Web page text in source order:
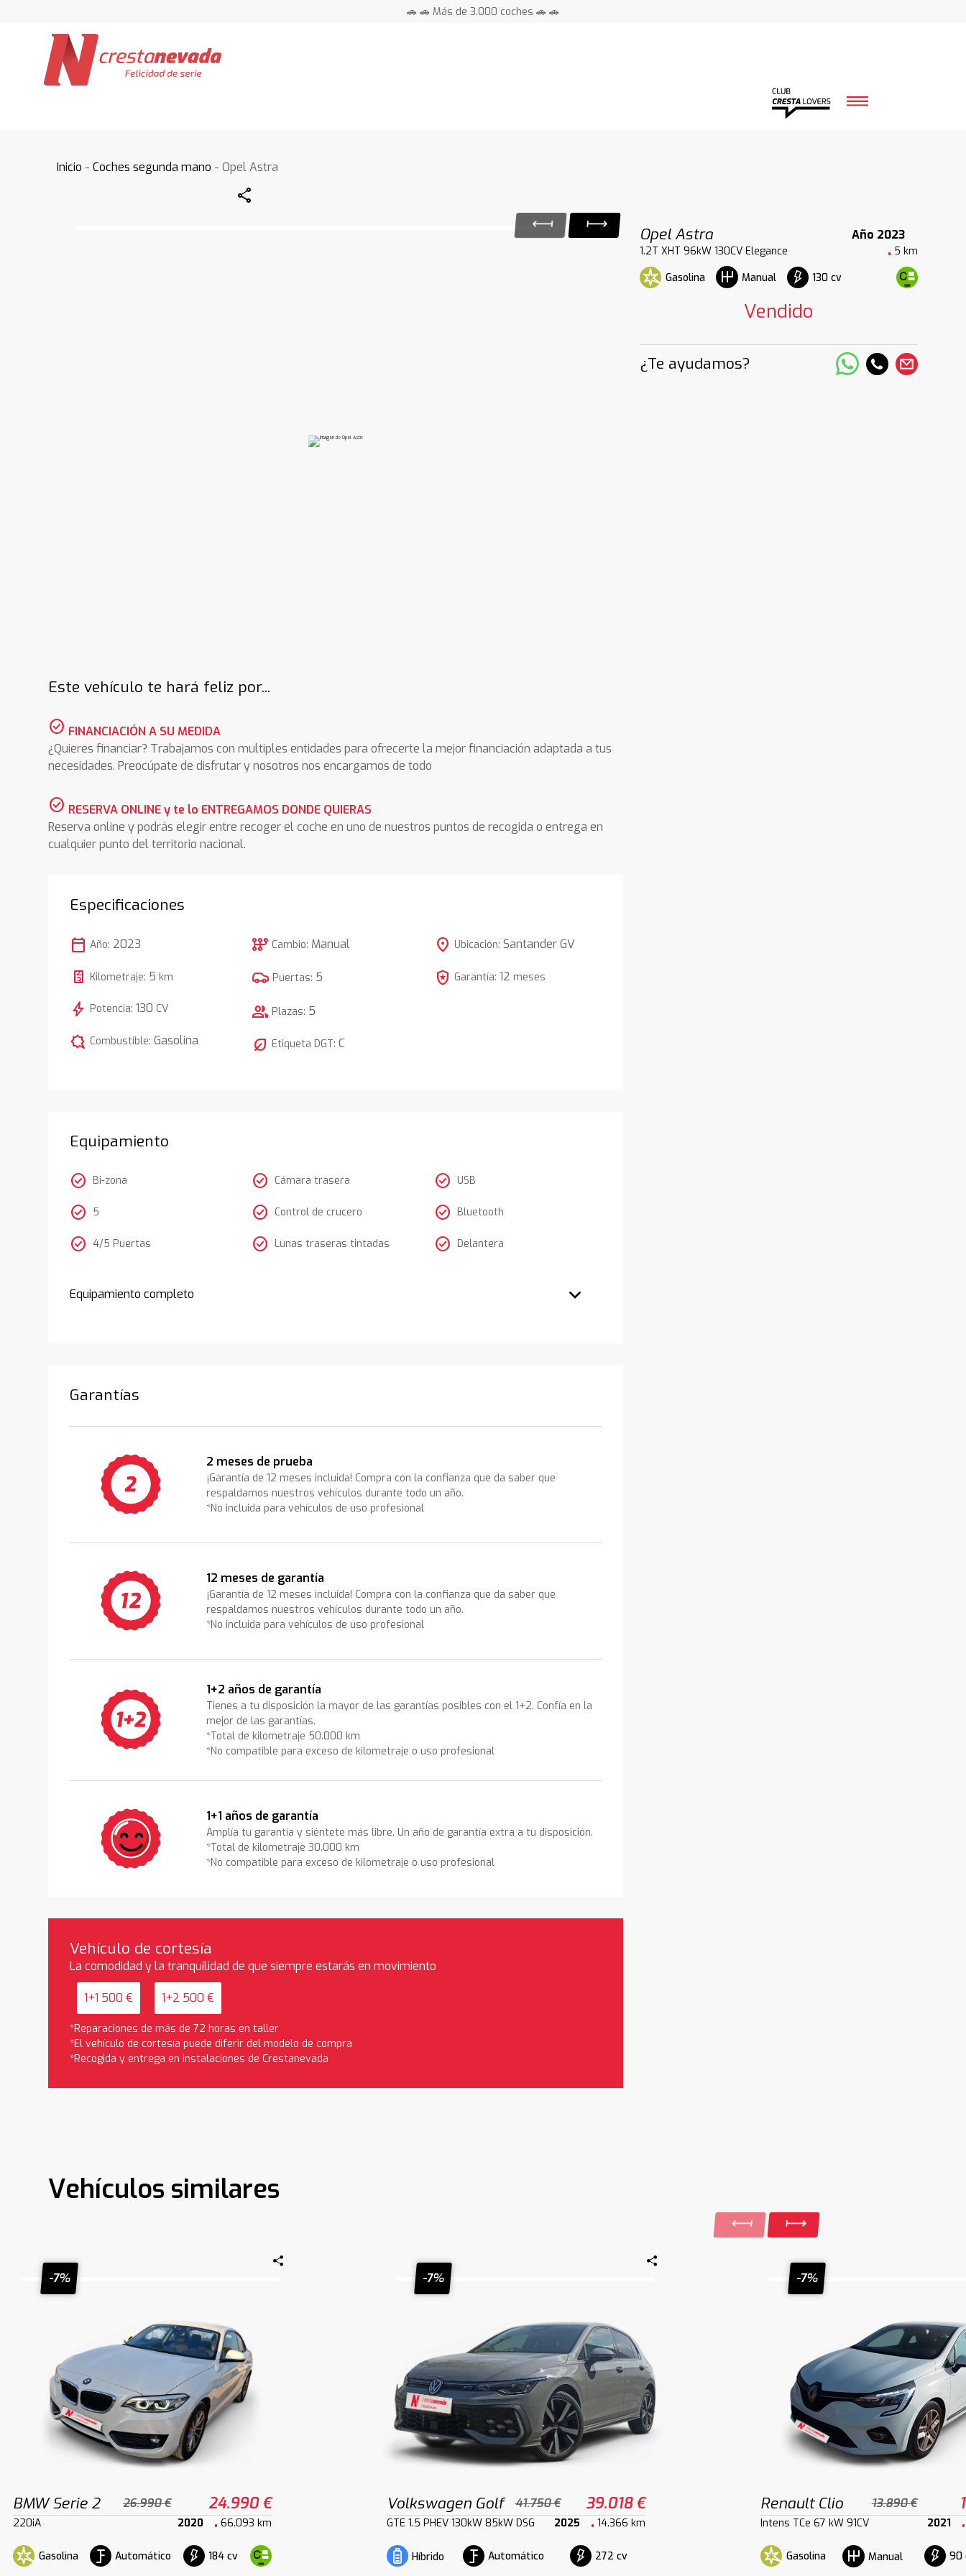
🚗 🚗 Más de 3.000 coches 🚗 🚗
Inicio -Coches segunda mano - Opel Astra
Share
Opel Astra
Año 2023
1.2T XHT 96kW 130CV Elegance
5 km
Gasolina
Manual 130 cv
Vendido
¿Te ayudamos?
Este vehículo te hará feliz por...
check_circle FINANCIACIÓN A SU MEDIDA
¿Quieres financiar? Trabajamos con multiples entidades para ofrecerte la mejor financiación adaptada a tus
necesidades. Preocúpate de disfrutar y nosotros nos encargamos de todo
check_circle RESERVA ONLINE y te lo ENTREGAMOS DONDE QUIERAS
Reserva online y podrás elegir entre recoger el coche en uno de nuestros puntos de recogida o entrega en
cualquier punto del territorio nacional.
Especificaciones
calendar_today Año: 2023
Kilometraje: 5 km
bolt Potencia:130 CV
comic_bubble Combustible:Gasolina
auto_transmission Cambio: Manual
Puertas: 5
group Plazas: 5
nest_eco_leaf Etiqueta DGT:C
location_on Ubicación: Santander GV
local_police Garantía: 12 meses
Equipamiento
check_circle Bi-zona
check_circle 5
check_circle 4/5 Puertas
check_circle Cámara trasera
check_circle Control de crucero
check_circle Lunas traseras tintadas
check_circle USB
check_circle Bluetooth
check_circle Delantera
Equipamiento completo
Garantías
2 meses de prueba
¡Garantía de 12 meses incluida! Compra con la confianza que da saber que
respaldamos nuestros vehículos durante todo un año.
*No incluida para vehículos de uso profesional
12 meses de garantía
¡Garantía de 12 meses incluida! Compra con la confianza que da saber que
respaldamos nuestros vehículos durante todo un año.
*No incluida para vehículos de uso profesional
1+2 años de garantía
Tienes a tu disposición la mayor de las garantías posibles con el 1+2. Confía en la
mejor de las garantías.
*Total de kilometraje 50.000 km
*No compatible para exceso de kilometraje o uso profesional
1+1 años de garantía
Amplía tu garantía y siéntete más libre. Un año de garantía extra a tu disposición.
*Total de kilometraje 30.000 km
*No compatible para exceso de kilometraje o uso profesional
Vehículo de cortesía
La comodidad y la tranquilidad de que siempre estarás en movimiento
1+1 500 € 1+2 500 €
*Reparaciones de más de 72 horas en taller
*El vehículo de cortesía puede diferir del modelo de compra
*Recogida y entrega en instalaciones de Crestanevada
Vehículos similares
-7%
BMW Serie 2 26.990 € 24.990 €
220iA 2020 66.093 km
Gasolina Automático 184 cv
-7%
Volkswagen Golf 41.750 € 39.018 €
GTE 1.5 PHEV 130kW 85kW DSG 2025 14.366 km
Híbrido Automático 272 cv
-7%
Renault Clio 13.890 €
Intens TCe 67 kW 91CV 2021
Gasolina Manual 90